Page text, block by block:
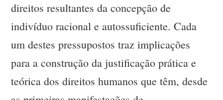
direitos resultantes da concepção de
indivíduo racional e autossuficiente. Cada
um destes pressupostos traz implicações
para a construção da justificação prática e
teórica dos direitos humanos que têm, desde